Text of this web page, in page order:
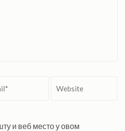
и веб место у овом